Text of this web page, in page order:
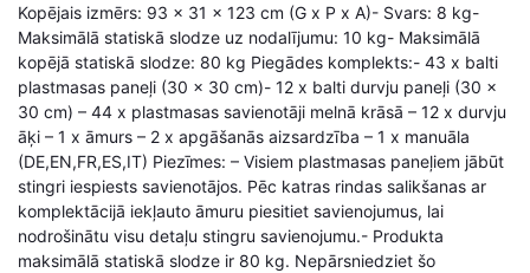
Kopējais izmērs: 93 x 31 x 123 cm (G x P x A)- Svars: 8 kg-
Maksimālā statiskā slodze uz nodalījumu: 10 kg- Maksimālā
kopējā statiskā slodze: 80 kg Piegādes komplekts:- 43 x balti
plastmasas paneļi (30 x 30 cm)- 12 x balti durvju paneļi (30 x
30 cm) – 44 x plastmasas savienotāji melnā krāsā – 12 x durvju
āķi – 1 x āmurs – 2 x apgāšanās aizsardzība – 1 x manuāla
(DE,EN,FR,ES,IT) Piezīmes: – Visiem plastmasas paneļiem jābūt
stingri iespiests savienotājos. Pēc katras rindas salikšanas ar
komplektācijā iekļauto āmuru piesitiet savienojumus, lai
nodrošinātu visu detaļu stingru savienojumu.- Produkta
maksimālā statiskā slodze ir 80 kg. Nepārsniedziet šo